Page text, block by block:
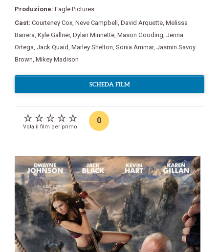
Produzione: Eagle Pictures
Cast: Courteney Cox, Neve Campbell , David Arquette, Melissa
Barrera, Kyle Gallner, Dylan Minnette, Mason Gooding, Jenna
Ortega, Jack Quaid, Marley Shelton, Sonia Ammar, Jasmin Savoy
Brown, Mikey Madison
SCHEDA FILM
Vota il film per primo
0